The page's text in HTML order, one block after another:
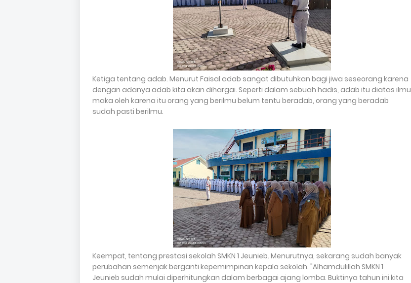
Ketiga tentang adab. Menurut Faisal adab sangat dibutuhkan bagi jiwa seseorang karena
dengan adanya adab kita akan dihargai. Seperti dalam sebuah hadis, adab itu diatas ilmu
maka oleh karena itu orang yang berilmu belum tentu beradab, orang yang beradab
sudah pasti berilmu.
Keempat, tentang prestasi sekolah SMKN 1 Jeunieb. Menurutnya, sekarang sudah banyak
perubahan semenjak berganti kepemimpinan kepala sekolah. "Alhamdulillah SMKN 1
Jeunieb sudah mulai diperhitungkan dalam berbagai ajang lomba. Buktinya tahun ini kita